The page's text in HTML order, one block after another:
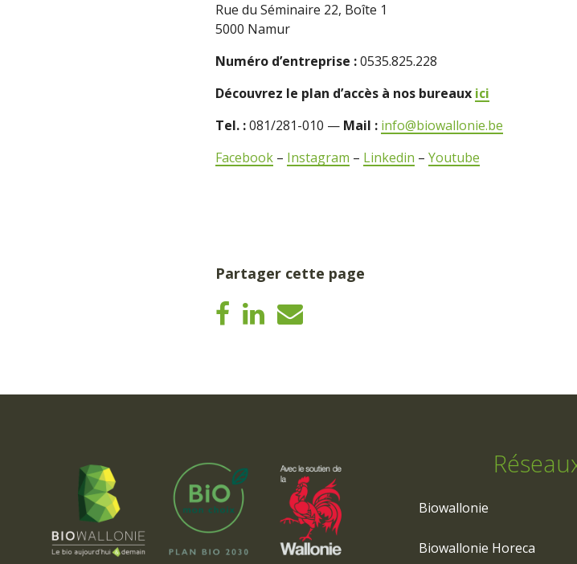
Rue du Séminaire 22, Boîte 1
5000 Namur
Numéro d’entreprise :0535.825.228
Découvrez le plan d’accès à nos bureaux ici
Tel. :081/281-010 — Mail : info@biowallonie.be
Facebook – Instagram – Linkedin – Youtube
Partager cette page
Biowallonie
Biowallonie Horeca